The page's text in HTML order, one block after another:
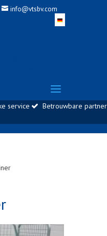
info@vtsbv.com
service
Betrouwbare partner